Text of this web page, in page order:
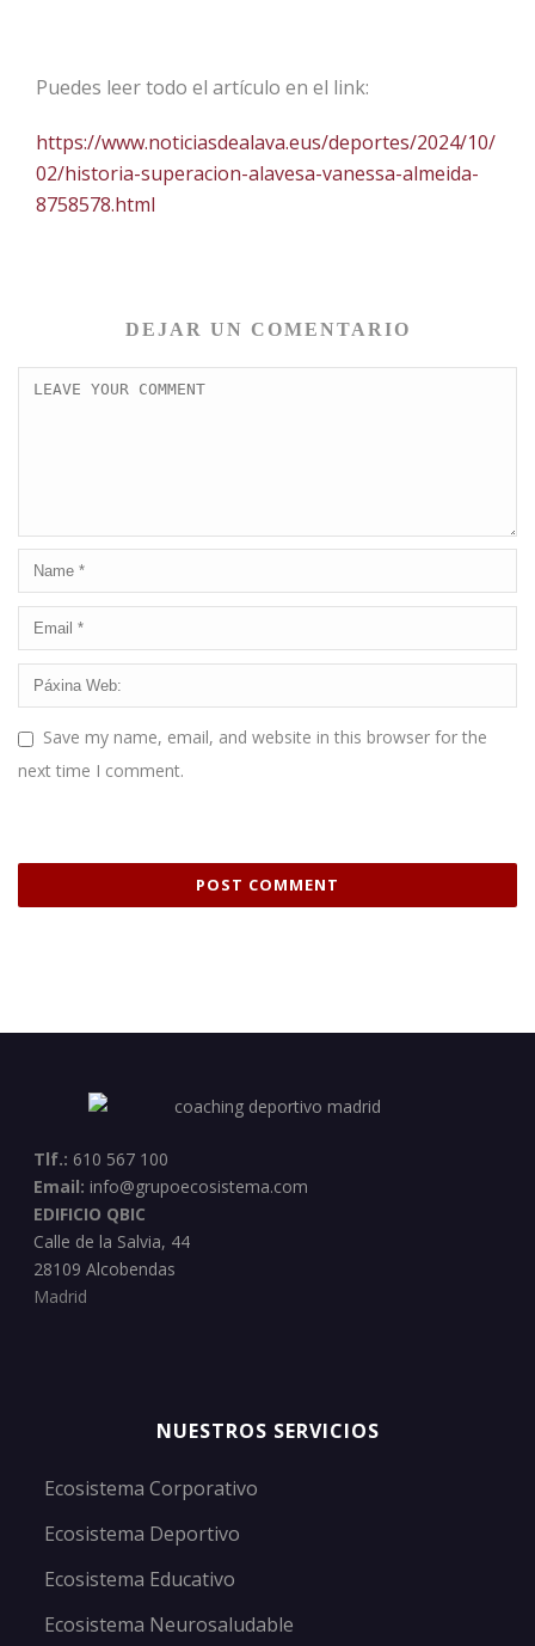
Puedes leer todo el artículo en el link:
https://www.noticiasdealava.eus/deportes/2024/10/
02/historia-superacion-alavesa-vanessa-almeida-
8758578.html
DEJAR UN COMENTARIO
Save my name, email, and website in this browser for the
next time I comment.
Tlf.: 610 567 100
Email: info@grupoecosistema.com
EDIFICIO QBIC
Calle de la Salvia, 44
28109 Alcobendas
Madrid
NUESTROS SERVICIOS
Ecosistema Corporativo
Ecosistema Deportivo
Ecosistema Educativo
Ecosistema Neurosaludable